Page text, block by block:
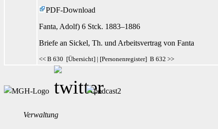
PDF-Download
Fanta, Adolf) 6 Stck. 1883–1886
Briefe an Sickel, Th. und Arbeitsvertrag von Fanta
<< B 630 [Übersicht] | [Personenregister] B 632 >>
Verwaltung